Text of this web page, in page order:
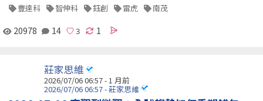
豐達科 智伸科 鈺創 雷虎 南茂
20978 14 1
莊家思維
2026/07/06 06:57 - 1 月前
2026/07/06 06:57 - 莊家思維